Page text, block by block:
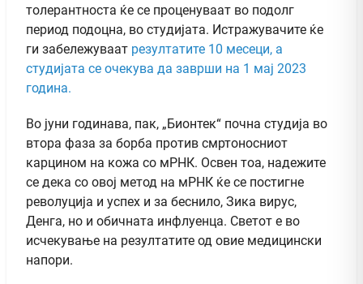
толерантноста ќе се проценуваат во подолг
период подоцна, во студијата. Истражувачите ќе
ги забележуваат резултатите 10 месеци, а
студијата се очекува да заврши на 1 мај 2023
година.
Во јуни годинава, пак, „Бионтек“ почна студија во
втора фаза за борба против смртоносниот
карцином на кожа со мРНК. Освен тоа, надежите
се дека со овој метод на мРНК ќе се постигне
револуција и успех и за беснило, Зика вирус,
Денга, но и обичната инфлуенца. Светот е во
исчекување на резултатите од овие медицински
напори.